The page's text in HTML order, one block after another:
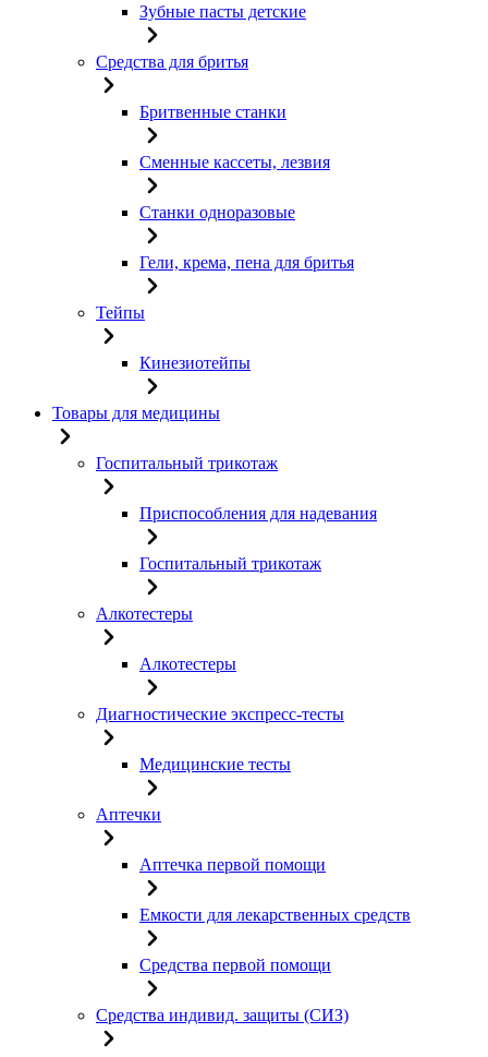
Зубные пасты детские
Средства для бритья
Бритвенные станки
Сменные кассеты, лезвия
Станки одноразовые
Гели, крема, пена для бритья
Тейпы
Кинезиотейпы
Товары для медицины
Госпитальный трикотаж
Приспособления для надевания
Госпитальный трикотаж
Алкотестеры
Алкотестеры
Диагностические экспресс-тесты
Медицинские тесты
Аптечки
Аптечка первой помощи
Емкости для лекарственных средств
Средства первой помощи
Средства индивид. защиты (СИЗ)